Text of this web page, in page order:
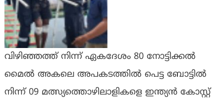
വിഴിഞ്ഞത്ത് നിന്ന് ഏകദേശം 80 നോട്ടിക്കൽ
മൈൽ അകലെ അപകടത്തിൽ പെട്ട ബോട്ടിൽ
നിന്ന് 09 മത്സ്യത്തൊഴിലാളികളെ ഇന്ത്യൻ കോസ്റ്റ്